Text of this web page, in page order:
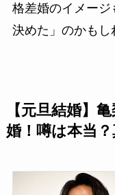
格差婚のイメージ
決めた」のかもし
【元旦結婚】
婚！噂は本当？